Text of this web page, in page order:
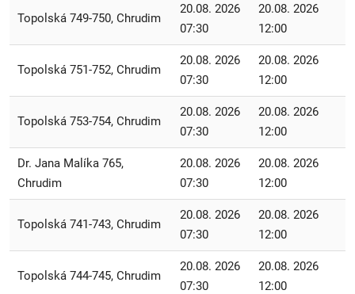
Topolská 749-750, Chrudim
20.08. 2026
07:30
20.08. 2026
12:00
Topolská 751-752, Chrudim
20.08. 2026
07:30
20.08. 2026
12:00
Topolská 753-754, Chrudim
20.08. 2026
07:30
20.08. 2026
12:00
Dr. Jana Malíka 765,
Chrudim
20.08. 2026
07:30
20.08. 2026
12:00
Topolská 741-743, Chrudim
20.08. 2026
07:30
20.08. 2026
12:00
Topolská 744-745, Chrudim
20.08. 2026
07:30
20.08. 2026
12:00